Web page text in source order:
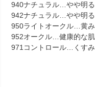
940ナチュラル …やや明
942ナチュラル …やや明
950ライトオークル …黄
952オークル …健康的な
971コントロール …くす